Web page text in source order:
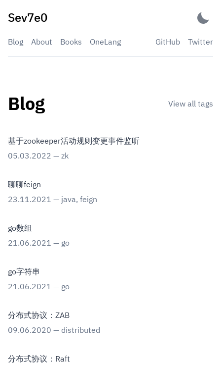
Sev7e0
Blog About Books OneLang GitHub Twitter
Blog View all tags
基于zookeeper活动规则变更事件监听
05.03.2022 — zk
聊聊feign
23.11.2021 — java, feign
go数组
21.06.2021 — go
go字符串
21.06.2021 — go
分布式协议：ZAB
09.06.2020 — distributed
分布式协议：Raft